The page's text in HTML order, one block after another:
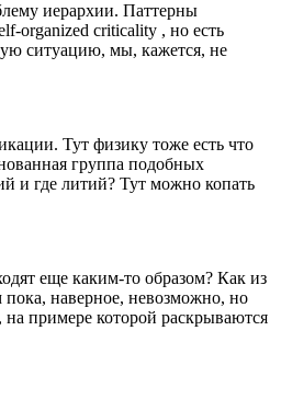
иерархии. Паттерны
organized criticality , но есть
ситуацию, мы, кажется, не
Тут физику тоже есть что
группа подобных
и где литий? Тут можно копать
еще каким-то образом? Как из
наверное, невозможно, но
примере которой раскрываются